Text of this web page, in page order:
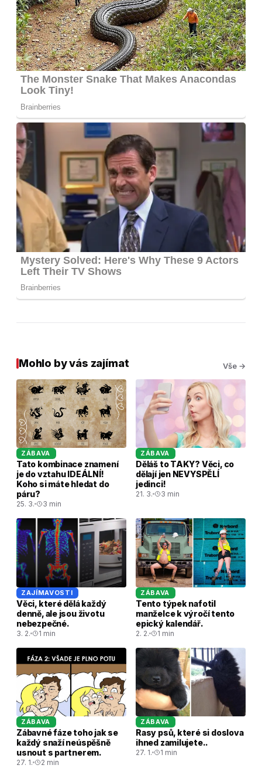
Mohlo by vás zajímat Vše →
ZÁBAVA
Tato kombinace znamení
je do vztahu IDEÁLNÍ!
Koho si máte hledat do
páru?
25. 3. 3 min
ZÁBAVA
Děláš to TAKY? Věci, co
dělají jen NEVYSPĚLÍ
jedinci!
21. 3. 3 min
ZAJÍMAVOSTI
Věci, které dělá každý
denně, ale jsou životu
nebezpečné.
3. 2. 1 min
ZÁBAVA
Tento týpek nafotil
manželce k výročí tento
epický kalendář.
2. 2. 1 min
ZÁBAVA
Zábavné fáze toho jak se
každý snaží neúspěšně
usnout s partnerem.
27. 1. 2 min
ZÁBAVA
Rasy psů, které si doslova
ihned zamilujete..
27. 1. 1 min